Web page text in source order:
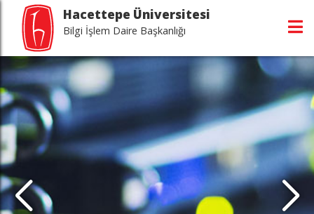
Hacettepe Üniversitesi
Bilgi İşlem Daire Başkanlığı
ziyaret edin
ziyaret edin
ziyaret edin